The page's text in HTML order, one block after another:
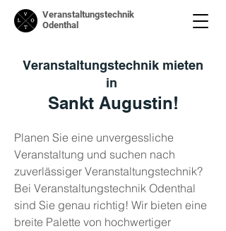
Veranstaltungstechnik
Odenthal
Veranstaltungstechnik mieten
in
Sankt Augustin!
Planen Sie eine unvergessliche
Veranstaltung und suchen nach
zuverlässiger Veranstaltungstechnik?
Bei Veranstaltungstechnik Odenthal
sind Sie genau richtig! Wir bieten eine
breite Palette von hochwertiger